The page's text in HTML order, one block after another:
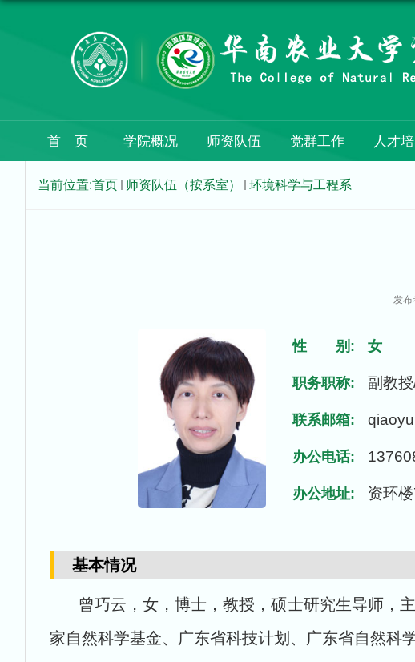
首 页 学院概况 师资队伍 党群工作 人才
当前位置:首页 师资队伍（按系室） 环境科学与工程系
发布
性 别: 女
职务职称: 副教
联系邮箱:
办公电话:
办公地址: 资环
基本情况
曾巧云，女，博士，教授，硕士研究生导师，主
家自然科学基金、广东省科技计划、广东省自然科